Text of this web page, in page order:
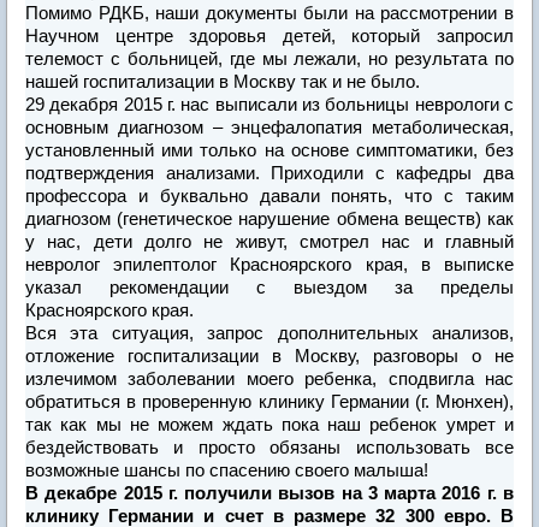
Помимо РДКБ, наши документы были на рассмотрении в
Научном центре здоровья детей, который запросил
телемост с больницей, где мы лежали, но результата по
нашей госпитализации в Москву так и не было.
29 декабря 2015 г. нас выписали из больницы неврологи с
основным диагнозом – энцефалопатия метаболическая,
установленный ими только на основе симптоматики, без
подтверждения анализами. Приходили с кафедры два
профессора и буквально давали понять, что с таким
диагнозом (генетическое нарушение обмена веществ) как
у нас, дети долго не живут, смотрел нас и главный
невролог эпилептолог Красноярского края, в выписке
указал рекомендации с выездом за пределы
Красноярского края.
Вся эта ситуация, запрос дополнительных анализов,
отложение госпитализации в Москву, разговоры о не
излечимом заболевании моего ребенка, сподвигла нас
обратиться в проверенную клинику Германии (г. Мюнхен),
так как мы не можем ждать пока наш ребенок умрет и
бездействовать и просто обязаны использовать все
возможные шансы по спасению своего малыша!
В декабре 2015 г. получили вызов на 3 марта 2016 г. в
клинику Германии и счет в размере 32 300 евро. В